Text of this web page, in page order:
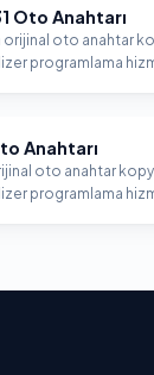
Oto Anahtarı
orijinal oto anahtar
programlama
Anahtarı
oto anahtar
programlama